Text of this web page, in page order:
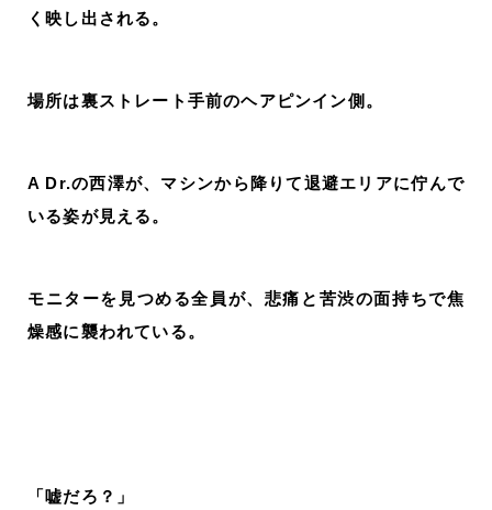
く映し出される。
場所は裏ストレート手前のヘアピンイン側。
A Dr.の西澤が、マシンから降りて退避エリアに佇んで
いる姿が見える。
モニターを見つめる全員が、悲痛と苦渋の面持ちで焦
燥感に襲われている。
「嘘だろ？」